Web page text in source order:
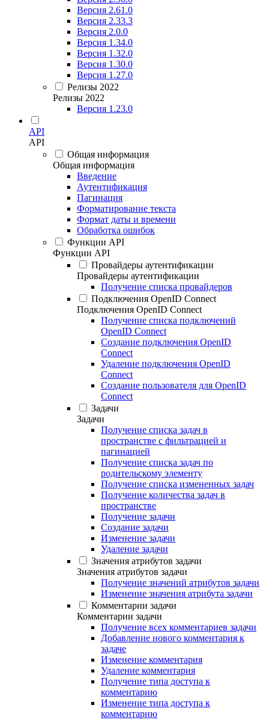
Версия 2.61.0
Версия 2.33.3
Версия 2.0.0
Версия 1.34.0
Версия 1.32.0
Версия 1.30.0
Версия 1.27.0
Релизы 2022
Релизы 2022
Версия 1.23.0
API
API
Общая информация
Общая информация
Введение
Аутентификация
Пагинация
Форматирование текста
Формат даты и времени
Обработка ошибок
Функции API
Функции API
Провайдеры аутентификации
Провайдеры аутентификации
Получение списка провайдеров
Подключения OpenID Connect
Подключения OpenID Connect
Получение списка подключений
OpenID Connect
Создание подключения OpenID
Connect
Удаление подключения OpenID
Connect
Создание пользователя для OpenID
Connect
Задачи
Задачи
Получение списка задач в
пространстве с фильтрацией и
пагинацией
Получение списка задач по
родительскому элементу
Получение списка измененных задач
Получение количества задач в
пространстве
Получение задачи
Создание задачи
Изменение задачи
Удаление задачи
Значения атрибутов задачи
Значения атрибутов задачи
Получение значений атрибутов задачи
Изменение значения атрибута задачи
Комментарии задачи
Комментарии задачи
Получение всех комментариев задачи
Добавление нового комментария к
задаче
Изменение комментария
Удаление комментария
Получение типа доступа к
комментарию
Изменение типа доступа к
комментарию